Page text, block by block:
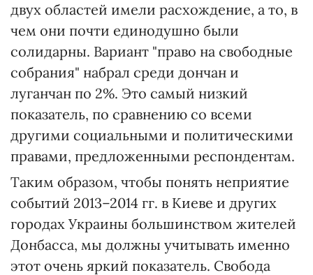
двух областей имели расхождение, а то, в
чем они почти единодушно были
солидарны. Вариант "право на свободные
собрания" набрал среди дончан и
луганчан по 2%. Это самый низкий
показатель, по сравнению со всеми
другими социальными и политическими
правами, предложенными респондентам.
Таким образом, чтобы понять неприятие
событий 2013–2014 гг. в Киеве и других
городах Украины большинством жителей
Донбасса, мы должны учитывать именно
этот очень яркий показатель. Свобода